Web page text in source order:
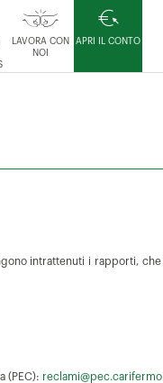
LAVORA CON
NOI
APRI IL CONTO
intrattenuti i rapporti,
(PEC):